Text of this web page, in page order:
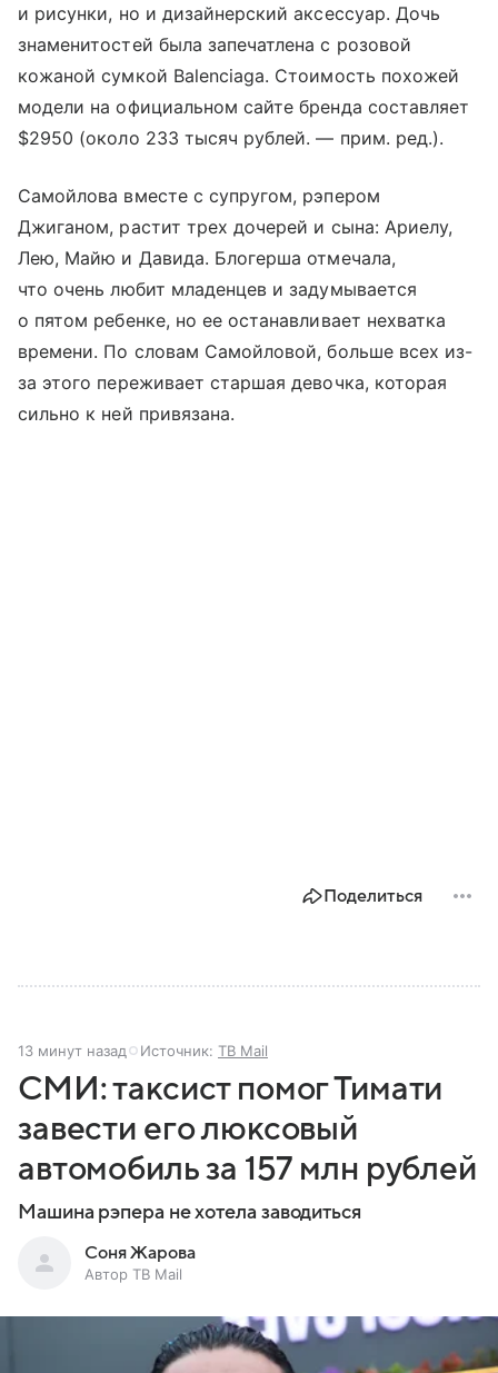
и рисунки, но и дизайнерский аксессуар. Дочь
знаменитостей была запечатлена с розовой
кожаной сумкой Balenciaga. Стоимость похожей
модели на официальном сайте бренда составляет
$2950 (около 233 тысяч рублей. — прим. ред.).
Самойлова вместе с супругом, рэпером
Джиганом, растит трех дочерей и сына: Ариелу,
Лею, Майю и Давида. Блогерша отмечала,
что очень любит младенцев и задумывается
о пятом ребенке, но ее останавливает нехватка
времени. По словам Самойловой, больше всех из-
за этого переживает старшая девочка, которая
сильно к ней привязана.
Поделиться
13 минут назад Источник: ТВ Mail
СМИ: таксист помог Тимати
завести его люксовый
автомобиль за 157 млн рублей
Машина рэпера не хотела заводиться
Соня Жарова
Автор ТВ Mail